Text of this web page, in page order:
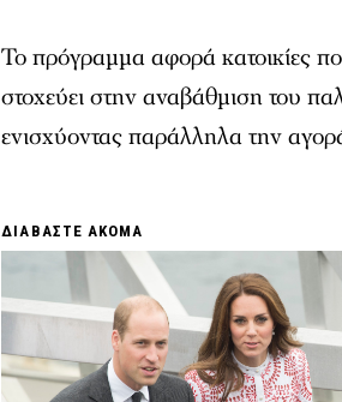
Το πρόγραμμα αφορά κατοικίες
στοχεύει στην αναβάθμιση του
ενισχύοντας παράλληλα την
ΔΙΑΒΑΣΤΕ ΑΚΟΜΑ